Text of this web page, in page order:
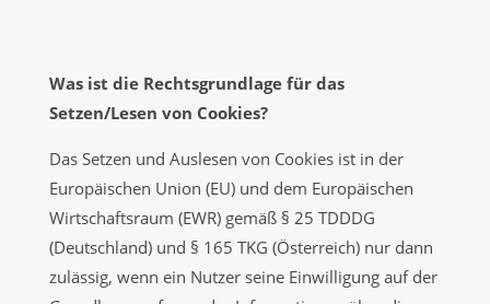
Was ist die Rechtsgrundlage für das
Setzen/Lesen von Cookies?
Das Setzen und Auslesen von Cookies ist in der
Europäischen Union (EU) und dem Europäischen
Wirtschaftsraum (EWR) gemäß § 25 TDDDG
(Deutschland) und § 165 TKG (Österreich) nur dann
zulässig, wenn ein Nutzer seine Einwilligung auf der